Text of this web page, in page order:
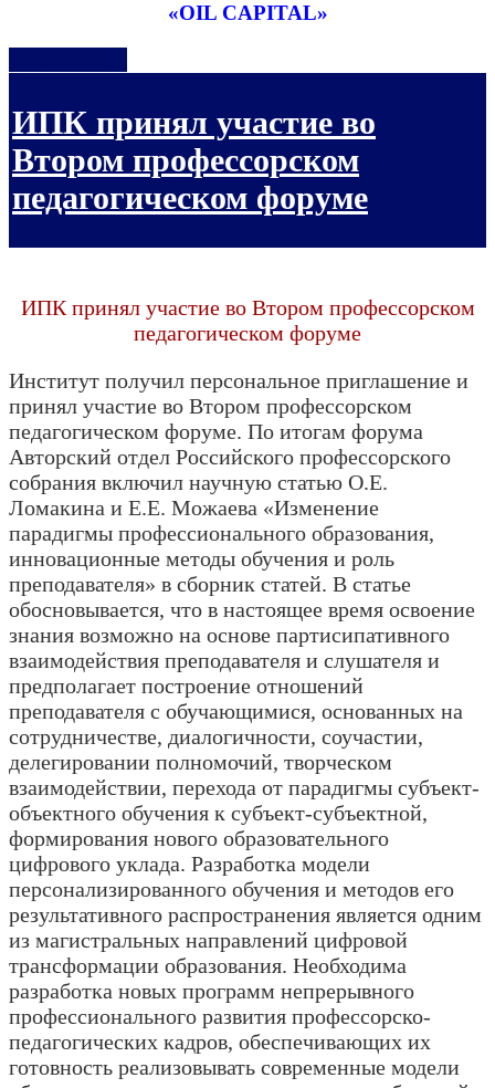
«OIL CAPITAL»
ИПК принял участие во
Втором профессорском
педагогическом форуме
ИПК принял участие во Втором профессорском
педагогическом форуме
Институт получил персональное приглашение и
принял участие во Втором профессорском
педагогическом форуме. По итогам форума
Авторский отдел Российского профессорского
собрания включил научную статью О.Е.
Ломакина и Е.Е. Можаева «Изменение
парадигмы профессионального образования,
инновационные методы обучения и роль
преподавателя» в сборник статей. В статье
обосновывается, что в настоящее время освоение
знания возможно на основе партисипативного
взаимодействия преподавателя и слушателя и
предполагает построение отношений
преподавателя с обучающимися, основанных на
сотрудничестве, диалогичности, соучастии,
делегировании полномочий, творческом
взаимодействии, перехода от парадигмы субъект-
объектного обучения к субъект-субъектной,
формирования нового образовательного
цифрового уклада. Разработка модели
персонализированного обучения и методов его
результативного распространения является одним
из магистральных направлений цифровой
трансформации образования. Необходима
разработка новых программ непрерывного
профессионального развития профессорско-
педагогических кадров, обеспечивающих их
готовность реализовывать современные модели